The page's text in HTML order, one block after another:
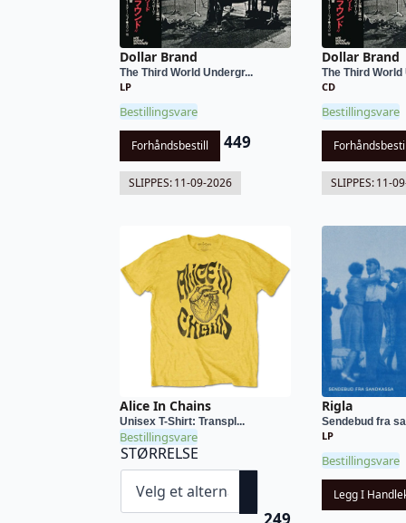
Dollar Brand
The Third World Undergr...
LP
Bestillingsvare
Forhåndsbestill 449
SLIPPES:11-09-2026
Dollar Brand
The Third World
CD
Bestillingsvare
SLIPPES:11-
Alice In Chains
Unisex T-Shirt: Transpl...
Bestillingsvare
STØRRELSE
249
Rigla
Sendebud fra
LP
Bestillingsvare
Legg I